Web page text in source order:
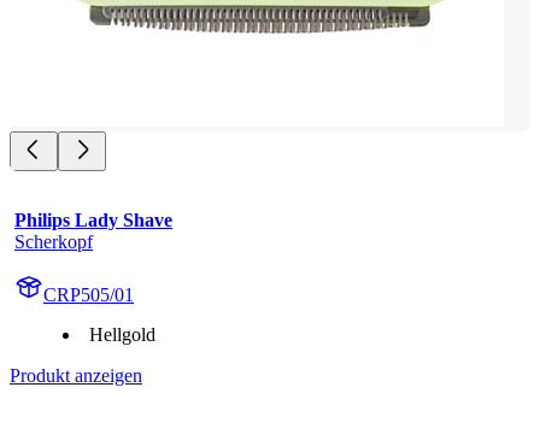
Philips Lady Shave
Scherkopf
CRP505/01
Hellgold
Produkt anzeigen